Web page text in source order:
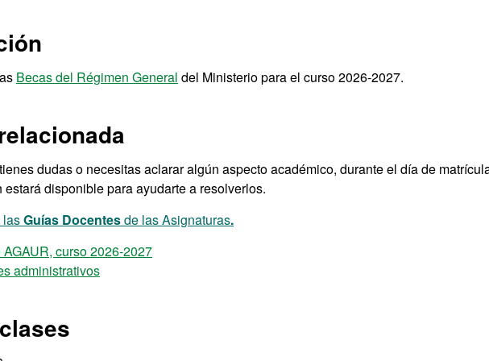
Becas del Régimen General del Ministerio para el curso 2026-2027.
dudas o necesitas aclarar algún aspecto académico, durante el día de
disponible para ayudarte a resolverlos.
lasGuías Docentesde las Asignaturas.
curso 2026-2027
administrativos